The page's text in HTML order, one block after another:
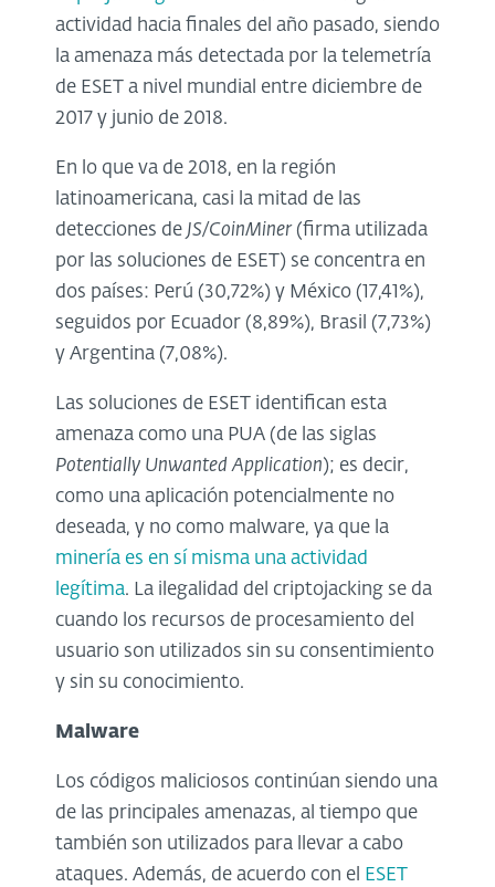
actividad hacia finales del año pasado, siendo
la amenaza más detectada por la telemetría
de ESET a nivel mundial entre diciembre de
2017 y junio de 2018.
En lo que va de 2018, en la región
latinoamericana, casi la mitad de las
detecciones de JS/CoinMiner(firma utilizada
por las soluciones de ESET) se concentra en
dos países: Perú (30,72%) y México (17,41%),
seguidos por Ecuador (8,89%), Brasil (7,73%)
y Argentina (7,08%).
Las soluciones de ESET identifican esta
amenaza como una PUA (de las siglas
Potentially Unwanted Application); es decir,
como una aplicación potencialmente no
deseada, y no como malware, ya que la
minería es en sí misma una actividad
legítima. La ilegalidad del criptojacking se da
cuando los recursos de procesamiento del
usuario son utilizados sin su consentimiento
y sin su conocimiento.
Malware
Los códigos maliciosos continúan siendo una
de las principales amenazas, al tiempo que
también son utilizados para llevar a cabo
ataques. Además, de acuerdo con el
ESET